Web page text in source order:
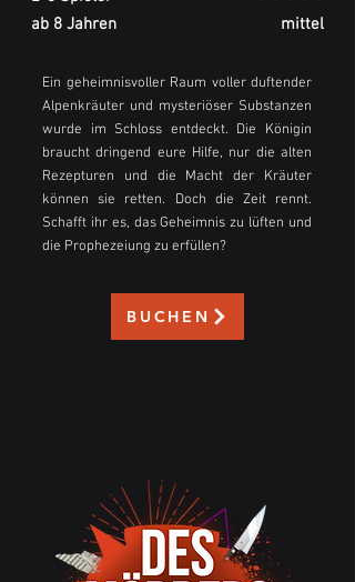
ab 8 Jahren
mittel
Ein geheimnisvoller Raum voller duftender
Alpenkräuter und mysteriöser Substanzen
wurde im Schloss entdeckt. Die Königin
braucht dringend eure Hilfe, nur die alten
Rezepturen und die Macht der Kräuter
können sie retten. Doch die Zeit rennt.
Schafft ihr es, das Geheimnis zu lüften und
die Prophezeiung zu erfüllen?
BUCHEN